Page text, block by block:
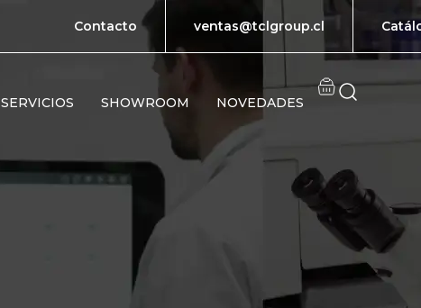
Contacto ventas@tclgroup.cl
SERVICIOS SHOWROOM NOVEDADES